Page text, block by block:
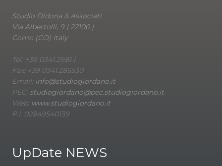
Studio Didona & Associati
Via Albertolli, 9 | 22100 |
Como (CO) Italy
Tel: +39 0341.2981 |
Fax: +39 0341.285530
Email: info@studiogiordano.it
PEC: studiogiordano@pec.studiogiordano.it
Web: www.studiogiordano.it
P.I. 02849540139
UpDate NEWS